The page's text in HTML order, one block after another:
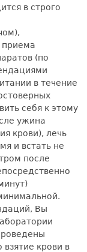
в строго
приема
(по
в течение
себя к этому
ужина
крови), лечь
и встать не
после
Вы
крови в